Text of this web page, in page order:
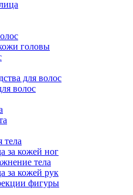
головы
для волос
волос
тела
за кожей ног
тела
за кожей рук
фигуры